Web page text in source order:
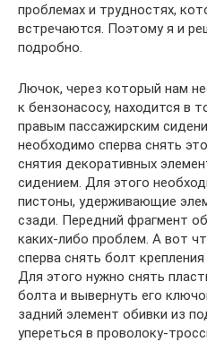
проблемах и трудностях,
встречаются. Поэтому я и
подробно.
Лючок, через который нам
к бензонасосу, находится в
правым пассажирским
необходимо сперва снять
снятия декоративных
сидением. Для этого
пистоны, удерживающие
сзади. Передний фрагмент
каких-либо проблем. А вот
сперва снять болт
Для этого нужно снять
болта и вывернуть его
задний элемент обивки из
упереться в проволоку-